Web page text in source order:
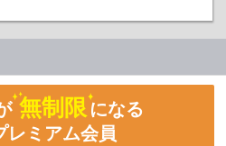
無制限になる
ミアム会員